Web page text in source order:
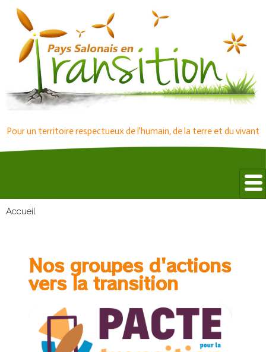
Pour un territoire respectueux de l'humain, de la terre et du vivant
Accueil
Nos groupes d'actions
vers la transition